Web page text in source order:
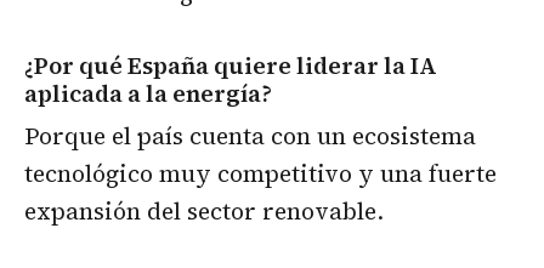
¿Por qué España quiere liderar la IA
aplicada a la energía?
Porque el país cuenta con un ecosistema
tecnológico muy competitivo y una fuerte
expansión del sector renovable.